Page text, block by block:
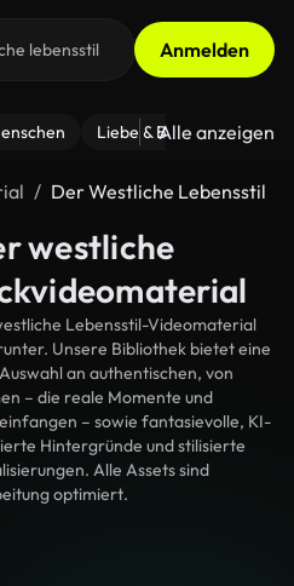
Anmelden
Liebe & Beziehungen
Alle anzeigen
Der Westliche Lebensstil
westliche
Lebensstil-Videomaterial
Unsere Bibliothek bietet eine
an authentischen, von
– die reale Momente und
– sowie fantasievolle, KI-
Hintergründe und stilisierte
Alle Assets sind
optimiert.